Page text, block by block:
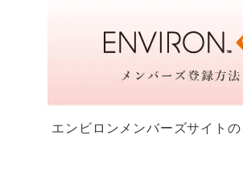
エンビロンメンバーズサイト